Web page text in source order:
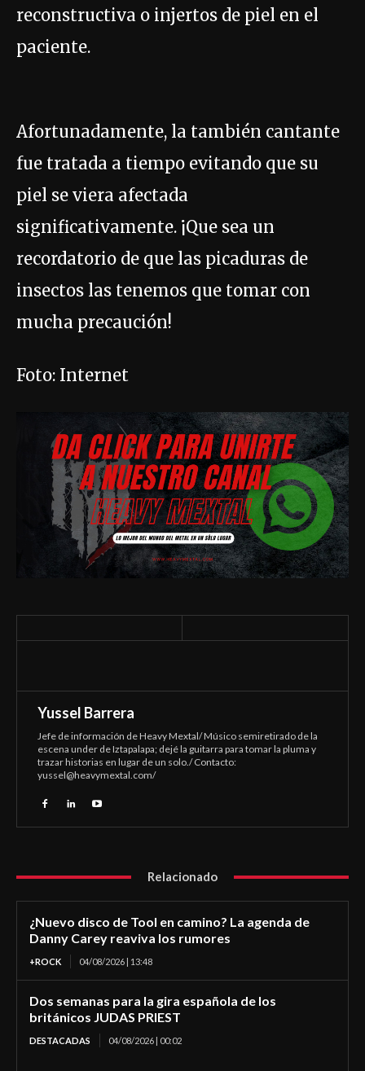
reconstructiva o injertos de piel en el
paciente.
Afortunadamente, la también cantante
fue tratada a tiempo evitando que su
piel se viera afectada
significativamente. ¡Que sea un
recordatorio de que las picaduras de
insectos las tenemos que tomar con
mucha precaución!
Foto: Internet
Yussel Barrera
Jefe de información de Heavy Mextal/ Músico semiretirado de la
escena under de Iztapalapa; dejé la guitarra para tomar la pluma y
trazar historias en lugar de un solo./ Contacto:
yussel@heavymextal.com/
Relacionado
¿Nuevo disco de Tool en camino? La agenda de
Danny Carey reaviva los rumores
+ROCK 04/08/2026 | 13:48
Dos semanas para la gira española de los
británicos JUDAS PRIEST
DESTACADAS 04/08/2026 | 00:02